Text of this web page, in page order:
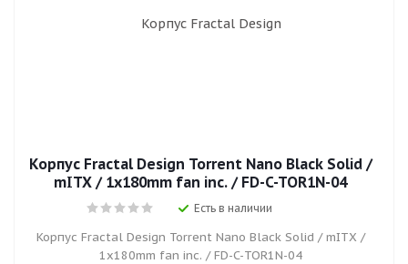
Корпус Fractal Design Torrent Nano Black Solid /
mITX / 1x180mm fan inc. / FD-C-TOR1N-04
Есть в наличии
Корпус Fractal Design Torrent Nano Black Solid / mITX /
1x180mm fan inc. / FD-C-TOR1N-04